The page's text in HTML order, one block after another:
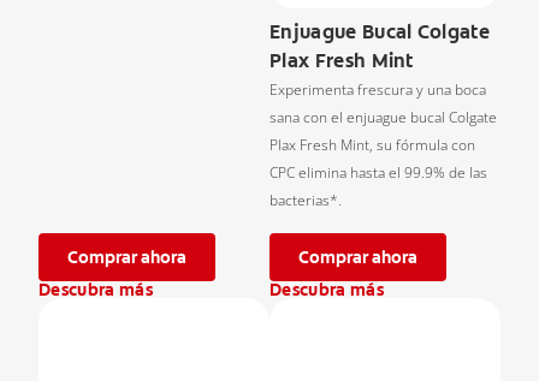
Comprar ahora
Descubra más
Enjuague Bucal Colgate
Plax Fresh Mint
Experimenta frescura y una boca
sana con el enjuague bucal Colgate
Plax Fresh Mint, su fórmula con
CPC elimina hasta el 99.9% de las
bacterias*.
Comprar ahora
Descubra más